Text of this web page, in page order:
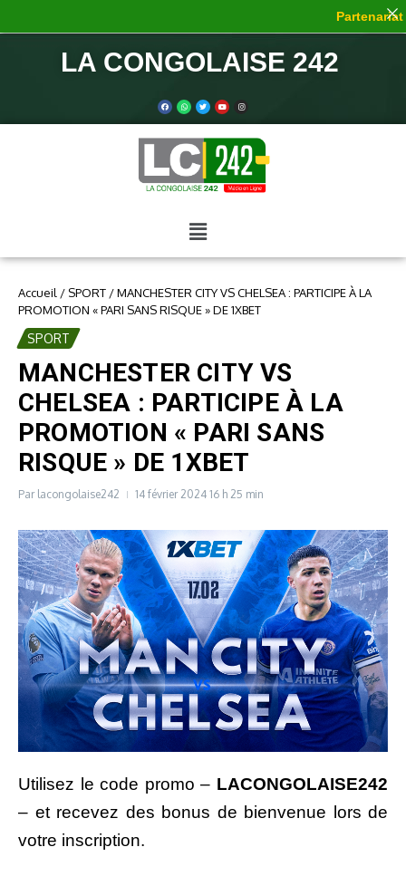
LA CONGOLAISE 242
Accueil / SPORT /MANCHESTER CITY VS CHELSEA : PARTICIPE À LA
PROMOTION « PARI SANS RISQUE » DE 1XBET
SPORT
MANCHESTER CITY VS
CHELSEA : PARTICIPE À LA
PROMOTION « PARI SANS
RISQUE » DE 1XBET
Par lacongolaise242 14 février 2024 16 h 25 min
Utilisez le code promo – LACONGOLAISE242
– et recevez des bonus de bienvenue lors de
votre inscription.
Partenariat